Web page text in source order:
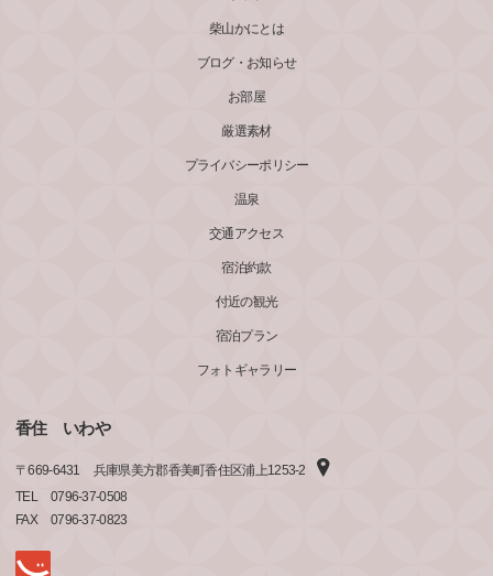
柴山かにとは
ブログ・お知らせ
お部屋
厳選素材
プライバシーポリシー
温泉
交通アクセス
宿泊約款
付近の観光
宿泊プラン
フォトギャラリー
香住 いわや
〒669-6431
兵庫県美方郡香美町香住区浦上1253-2
TEL
0796-37-0508
FAX
0796-37-0823